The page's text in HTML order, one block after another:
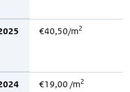
€40,50/m2
€19,00 /m2